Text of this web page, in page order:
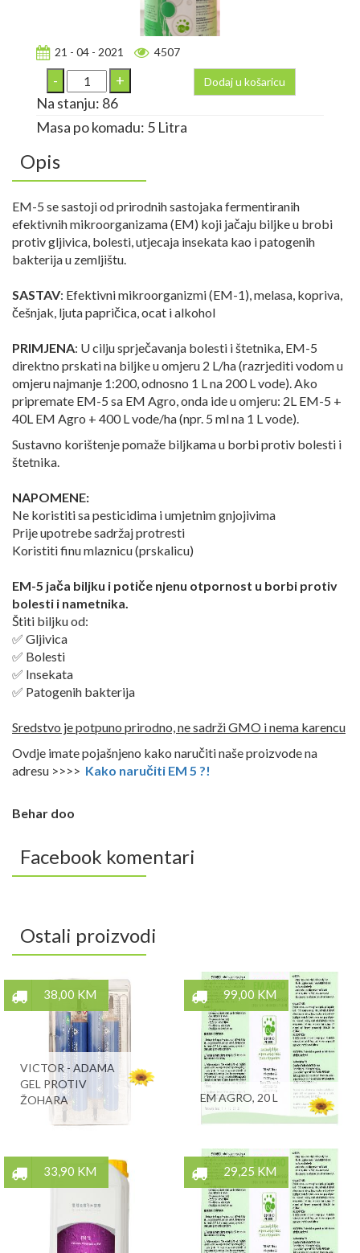
21 - 04 - 2021 4507
Dodaj u košaricu
Na stanju: 86
Masa po komadu: 5 Litra
Opis
EM-5 se sastoji od prirodnih sastojaka fermentiranih
efektivnih mikroorganizama (EM) koji jačaju biljke u brobi
protiv gljivica, bolesti, utjecaja insekata kao i patogenih
bakterija u zemljištu.
SASTAV: Efektivni mikroorganizmi (EM-1), melasa, kopriva,
češnjak, ljuta papričica, ocat i alkohol
PRIMJENA: U cilju sprječavanja bolesti i štetnika, EM-5
direktno prskati na biljke u omjeru 2 L/ha (razrjediti vodom u
omjeru najmanje 1:200, odnosno 1 L na 200 L vode). Ako
pripremate EM-5 sa EM Agro, onda ide u omjeru: 2L EM-5 +
40L EM Agro + 400 L vode/ha (npr. 5 ml na 1 L vode).
Sustavno korištenje pomaže biljkama u borbi protiv bolesti i
štetnika.
NAPOMENE:
Ne koristiti sa pesticidima i umjetnim gnjojivima
Prije upotrebe sadržaj protresti
Koristiti finu mlaznicu (prskalicu)
EM-5 jača biljku i potiče njenu otpornost u borbi protiv
bolesti i nametnika.
Štiti biljku od:
✅ Gljivica
✅ Bolesti
✅ Insekata
✅ Patogenih bakterija
Sredstvo je potpuno prirodno, ne sadrži GMO i nema karencu
Ovdje imate pojašnjeno kako naručiti naše proizvode na
adresu >>>> Kako naručiti EM 5 ?!
Behar doo
Facebook komentari
Ostali proizvodi
38,00 KM
VICTOR - ADAMA
GEL PROTIV
ŽOHARA
99,00 KM
EM AGRO, 20 L
33,90 KM 29,25 KM